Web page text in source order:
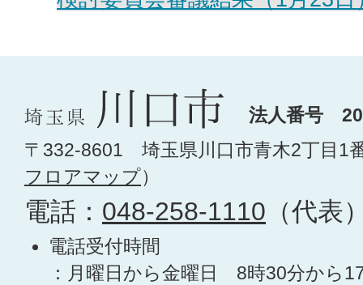
法人番号
〒332-8601 埼玉県川口市青木2丁目1
フロアマップ）
電話： 048-258-1110 （代表
電話受付時間
：月曜日から金曜日 8時30分から